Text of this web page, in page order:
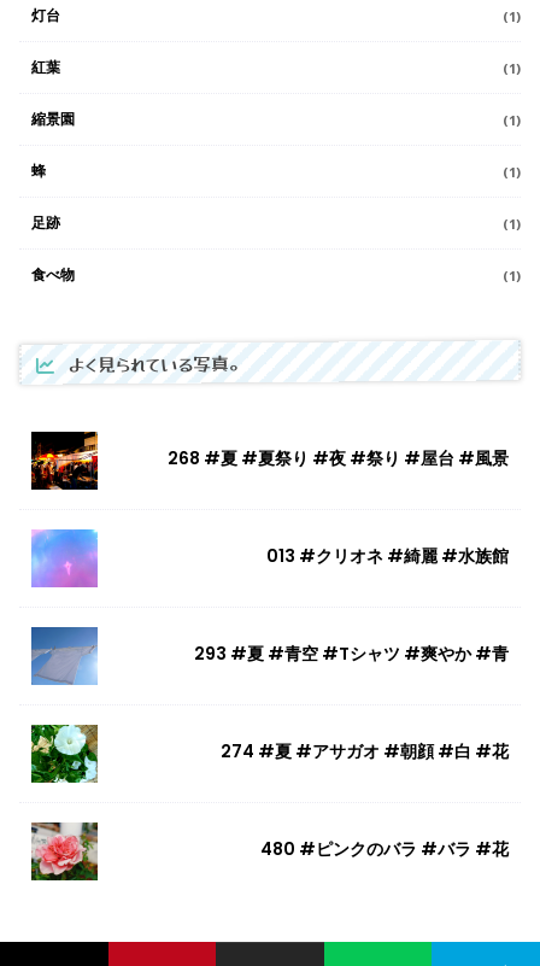
灯台 (1)
紅葉 (1)
縮景園 (1)
蜂 (1)
足跡 (1)
食べ物 (1)
よく見られている写真。
268 #夏 #夏祭り #夜 #祭り #屋台 #風景
013 #クリオネ #綺麗 #水族館
293 #夏 #青空 #Tシャツ #爽やか #青
274 #夏 #アサガオ #朝顔 #白 #花
480 #ピンクのバラ #バラ #花